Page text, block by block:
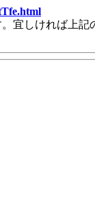
宜しければ上